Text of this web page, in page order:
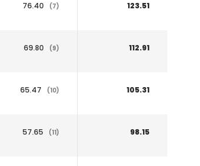
76.40 (7) 123.51
69.80 (9) 112.91
65.47 (10) 105.31
57.65 (11) 98.15